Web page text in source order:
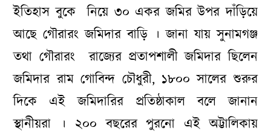
ইতিহাস বুকে নিয়ে ৩০ একর জমির উপর দাঁড়িয়ে
আছে গৌরারং জমিদার বাড়ি । জানা যায় সুনামগঞ্জ
তথা গৌরারং রাজ্যের প্রতাপশালী জমিদার ছিলেন
জমিদার রাম গোবিন্দ চৌধুরী, ১৮০০ সালের শুরুর
দিকে এই জমিদারির প্রতিষ্ঠাকাল বলে জানান
স্থানীয়রা । ২০০ বছরের পুরনো এই অট্টালিকায়